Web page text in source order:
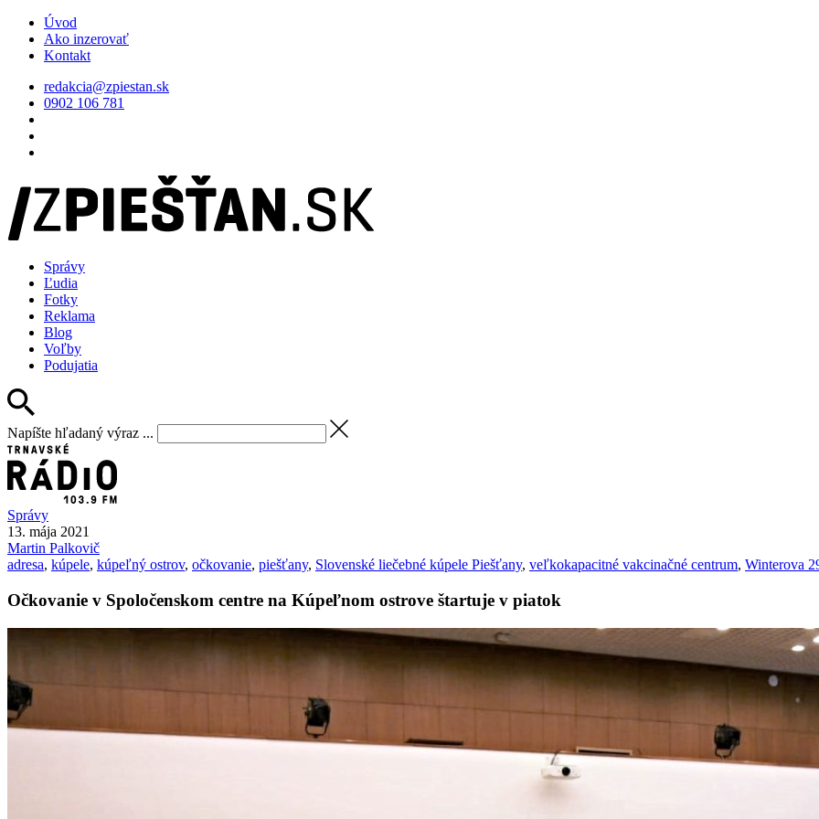
Úvod
Ako inzerovať
Kontakt
redakcia@zpiestan.sk
0902 106 781
Správy
Ľudia
Fotky
Reklama
Blog
Voľby
Podujatia
Napíšte hľadaný výraz ...
Správy
13. mája 2021
Martin Palkovič
adresa, kúpele, kúpeľný ostrov, očkovanie, piešťany, Slovenské liečebné kúpele Piešťany, veľkokapacitné vakcinačné centrum, Winterova
Očkovanie v Spoločenskom centre na Kúpeľnom ostrove štartuje v piatok